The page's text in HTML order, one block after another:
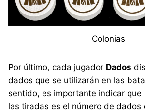
Colonias
Por último, cada jugador Dados
dados que se utilizarán en las
sentido, es importante indicar que
las tiradas es el número de dados